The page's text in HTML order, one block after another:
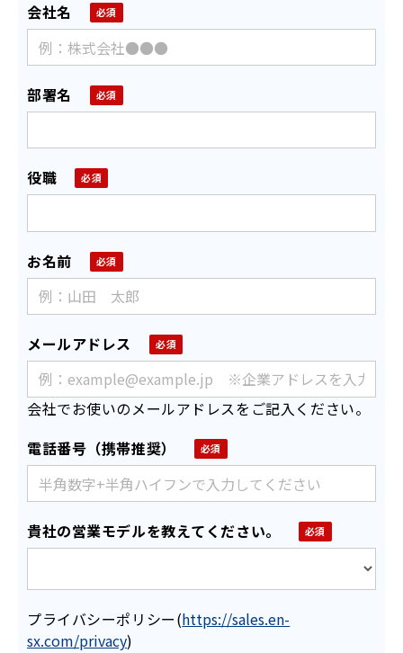
会社名
部署名
役職
お名前
メールアドレス
会社でお使いのメールアドレスをご記入ください。
電話番号（携帯推奨）
貴社の営業モデルを教えてください。
プライバシーポリシー(https://sales.en-
sx.com/privacy)